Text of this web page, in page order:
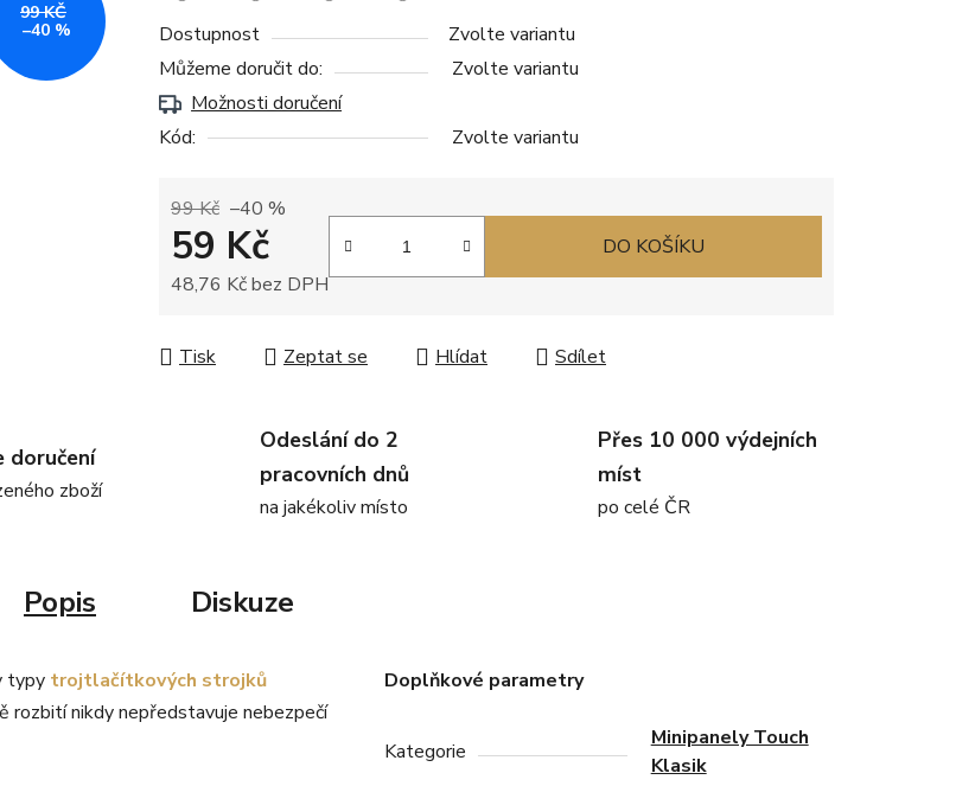
Dostupnost
Zvolte variantu
Můžeme doručit do:
Zvolte variantu
Možnosti doručení
Kód:
Zvolte variantu
99 Kč –40 %
59 Kč
48,76 Kč bez DPH
DO KOŠÍKU
Tisk Zeptat se Hlídat Sdílet
99 KČ
–40 %
doručení
zboží
Odeslání do 2
pracovních dnů
na jakékoliv místo
Přes 10 000 výdejních
míst
po celé ČR
Popis Diskuze
typy trojtlačítkových strojků
rozbití nikdy nepředstavuje nebezpečí
Doplňkové parametry
Kategorie
Minipanely Touch
Klasik